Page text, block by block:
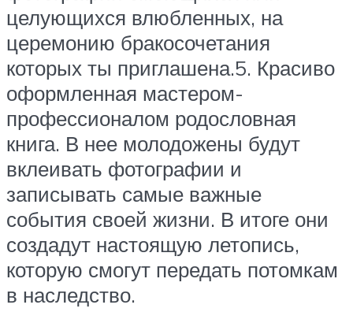
целующихся влюбленных, на
церемонию бракосочетания
которых ты приглашена.5. Красиво
оформленная мастером-
профессионалом родословная
книга. В нее молодожены будут
вклеивать фотографии и
записывать самые важные
события своей жизни. В итоге они
создадут настоящую летопись,
которую смогут передать потомкам
в наследство.